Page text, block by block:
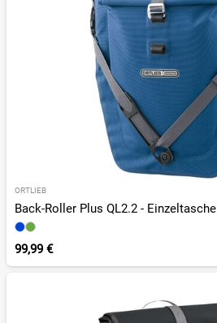
ORTLIEB
Back-Roller Plus QL2.2 - Einzeltasche
99,99 €